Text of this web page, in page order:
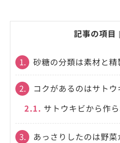
記事の項目
1. 砂糖の分類は素材と精
2.
コクがあるのはサト
2.1. サトウキビから作
3.
あっさりしたのは野